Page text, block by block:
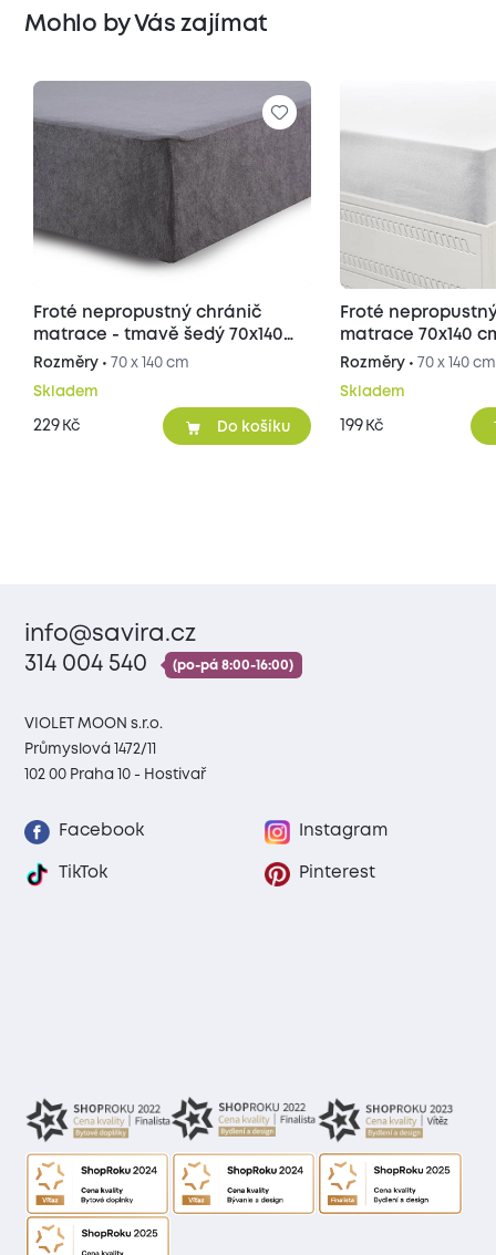
Mohlo by Vás zajímat
Froté nepropustný chránič
matrace - tmavě šedý 70x140
cm
Rozměry • 70 x 140 cm
Skladem
229 Kč Do košíku
Froté
matrace 70x140
Rozměry • 70 x 140 cm
Skladem
199 Kč
info@savira.cz
314 004 540
(po-pá 8:00-16:00)
VIOLET MOON s.r.o.
Průmyslová 1472/11
102 00 Praha 10 - Hostivař
Facebook Instagram
TikTok Pinterest